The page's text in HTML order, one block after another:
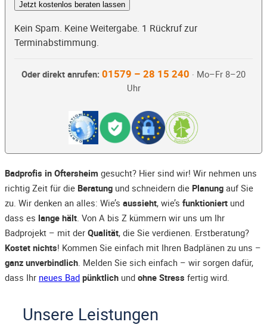
Jetzt kostenlos beraten lassen
Kein Spam. Keine Weitergabe. 1 Rückruf zur
Terminabstimmung.
Oder direkt anrufen: 01579 – 28 15 240 · Mo–Fr 8–20
Uhr
Badprofis in Oftersheim gesucht? Hier sind wir! Wir nehmen uns
richtig Zeit für die Beratung und schneidern die Planung auf Sie
zu. Wir denken an alles: Wie’s aussieht, wie’s funktioniert und
dass es lange hält. Von A bis Z kümmern wir uns um Ihr
Badprojekt – mit der Qualität, die Sie verdienen. Erstberatung?
Kostet nichts! Kommen Sie einfach mit Ihren Badplänen zu uns –
ganz unverbindlich. Melden Sie sich einfach – wir sorgen dafür,
dass Ihr neues Bad pünktlich und ohne Stress fertig wird.
Unsere Leistungen